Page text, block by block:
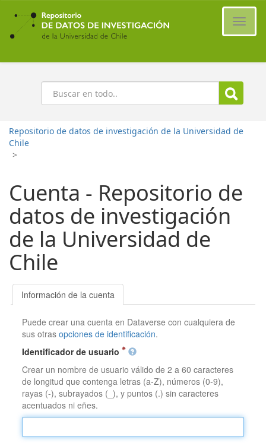
Ir
contenido
principal
Buscar
Repositorio de datos de investigación de la Universidad de
Chile
>
Cuenta - Repositorio de
datos de investigación
de la Universidad de
Chile
Información de la cuenta
Puede crear una cuenta en Dataverse con cualquiera de
sus otrasopciones de identificación.
Identificador de usuario
Crear un nombre de usuario válido de 2 a 60 caracteres
de longitud que contenga letras (a-Z), números (0-9),
rayas (-), subrayados (_), y puntos (.) sin caracteres
acentuados ni eñes.